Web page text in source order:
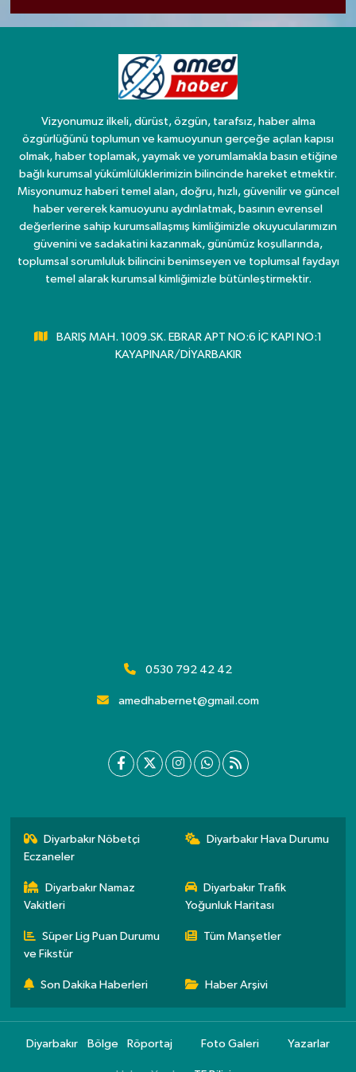
Vizyonumuz ilkeli, dürüst, özgün, tarafsız, haber alma
özgürlüğünü toplumun ve kamuoyunun gerçeğe açılan kapısı
olmak, haber toplamak, yaymak ve yorumlamakla basın etiğine
bağlı kurumsal yükümlülüklerimizin bilincinde hareket etmektir.
Misyonumuz haberi temel alan, doğru, hızlı, güvenilir ve güncel
haber vererek kamuoyunu aydınlatmak, basının evrensel
değerlerine sahip kurumsallaşmış kimliğimizle okuyucularımızın
güvenini ve sadakatini kazanmak, günümüz koşullarında,
toplumsal sorumluluk bilincini benimseyen ve toplumsal faydayı
temel alarak kurumsal kimliğimizle bütünleştirmektir.
BARIŞ MAH. 1009.SK. EBRAR APT NO:6 İÇ KAPI NO:1
KAYAPINAR/DİYARBAKIR
0530 792 42 42
amedhabernet@gmail.com
Diyarbakır Nöbetçi
Eczaneler
Diyarbakır Hava Durumu
Diyarbakır Namaz
Vakitleri
Diyarbakır Trafik
Yoğunluk Haritası
Süper Lig Puan Durumu
ve Fikstür
Tüm Manşetler
Son Dakika Haberleri Haber Arşivi
Diyarbakır Bölge Röportaj Foto Galeri Yazarlar